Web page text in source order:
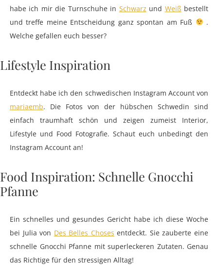
habe ich mir die Turnschuhe in Schwarz und Weiß bestellt
und treffe meine Entscheidung ganz spontan am Fuß
.
Welche gefallen euch besser?
Lifestyle Inspiration
Entdeckt habe ich den schwedischen Instagram Account von
mariaemb. Die Fotos von der hübschen Schwedin sind
einfach traumhaft schön und zeigen zumeist Interior,
Lifestyle und Food Fotografie. Schaut euch unbedingt den
Instagram Account an!
Food Inspiration: Schnelle Gnocchi
Pfanne
Ein schnelles und gesundes Gericht habe ich diese Woche
bei Julia von Des Belles Choses entdeckt. Sie zauberte eine
schnelle Gnocchi Pfanne mit superleckeren Zutaten. Genau
das Richtige für den stressigen Alltag!